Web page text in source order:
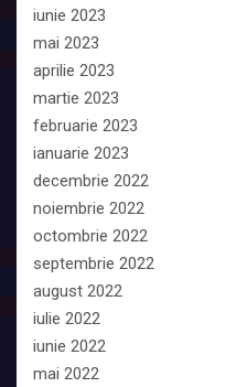
iunie 2023
mai 2023
aprilie 2023
martie 2023
februarie 2023
ianuarie 2023
decembrie 2022
noiembrie 2022
octombrie 2022
septembrie 2022
august 2022
iulie 2022
iunie 2022
mai 2022